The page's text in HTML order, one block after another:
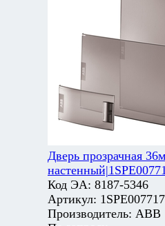
Дверь прозрачная
Код ЭА: 8187-5346
Артикул:
Производитель: ABB